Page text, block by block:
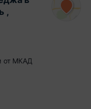
,
от МКАД